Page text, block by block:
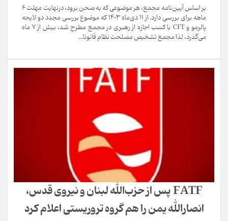
بر اساس آیین‌نامه مجمع، هر موضوعی که به صحن برود، درنهایت مهلت ۶
ماهه برای بررسی دارد. از ۱۱ دی‌ماه ۱۴۰۳ که موضوع بررسی مجدد دو لایحه
پالرمو و CFT با کسب اجازه از رهبری در مجمع مطرح شد، بیش از ۷ ماه
می‌گذرد، لذا مجمع تشخیص مصلحت نظام قانونا...
FATF پس از حزب‌الله لبنان و نیروی قدس،
انصارالله یمن را هم گروه تروریستی اعلام کرد